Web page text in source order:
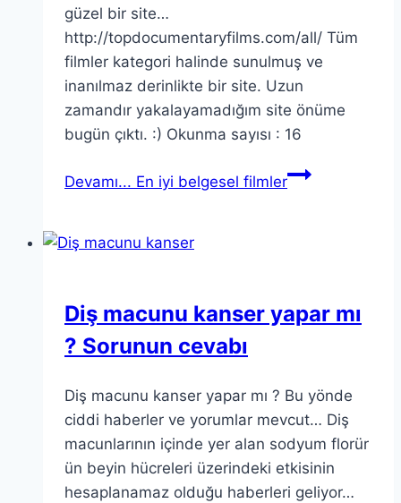
güzel bir site…
http://topdocumentaryfilms.com/all/ Tüm
filmler kategori halinde sunulmuş ve
inanılmaz derinlikte bir site. Uzun
zamandır yakalayamadığım site önüme
bugün çıktı. :) Okunma sayısı : 16
Devamı... En iyi belgesel filmler
Diş macunu kanser yapar mı
? Sorunun cevabı
Diş macunu kanser yapar mı ? Bu yönde
ciddi haberler ve yorumlar mevcut… Diş
macunlarının içinde yer alan sodyum florür
ün beyin hücreleri üzerindeki etkisinin
hesaplanamaz olduğu haberleri geliyor…